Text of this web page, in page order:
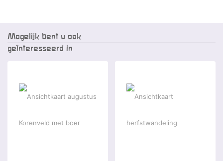
Mogelijk bent u ook
geïnteresseerd in